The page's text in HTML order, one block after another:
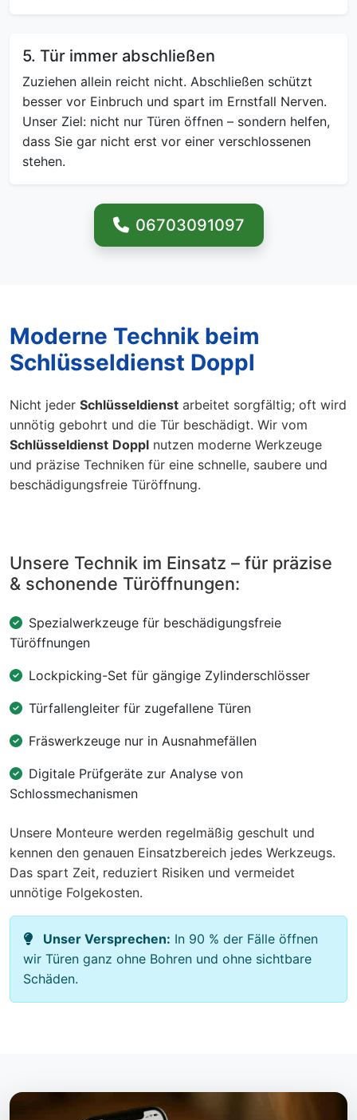
5. Tür immer abschließen
Zuziehen allein reicht nicht. Abschließen schützt
besser vor Einbruch und spart im Ernstfall Nerven.
Unser Ziel: nicht nur Türen öffnen – sondern helfen,
dass Sie gar nicht erst vor einer verschlossenen
stehen.
06703091097
Moderne Technik beim
Schlüsseldienst Doppl
Nicht jeder Schlüsseldienst arbeitet sorgfältig; oft wird
unnötig gebohrt und die Tür beschädigt. Wir vom
Schlüsseldienst Doppl nutzen moderne Werkzeuge
und präzise Techniken für eine schnelle, saubere und
beschädigungsfreie Türöffnung.
Unsere Technik im Einsatz – für präzise
& schonende Türöffnungen:
Spezialwerkzeuge für beschädigungsfreie
Türöffnungen
Lockpicking-Set für gängige Zylinderschlösser
Türfallengleiter für zugefallene Türen
Fräswerkzeuge nur in Ausnahmefällen
Digitale Prüfgeräte zur Analyse von
Schlossmechanismen
Unsere Monteure werden regelmäßig geschult und
kennen den genauen Einsatzbereich jedes Werkzeugs.
Das spart Zeit, reduziert Risiken und vermeidet
unnötige Folgekosten.
Unser Versprechen: In 90 % der Fälle öffnen
wir Türen ganz ohne Bohren und ohne sichtbare
Schäden.